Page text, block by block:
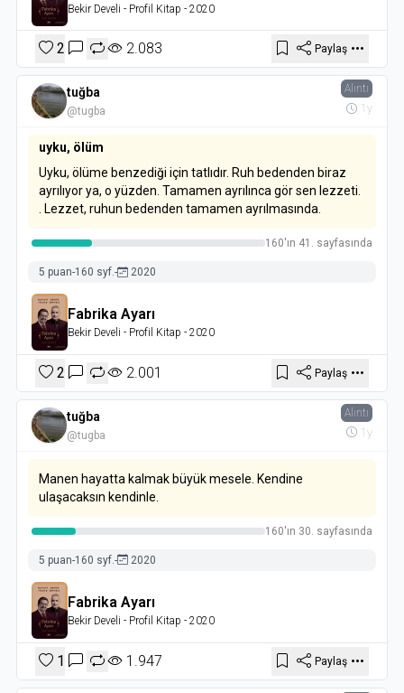
Bekir Develi - Profil Kitap - 2020
2 2.083 Paylaş
tuğba
@tugba
Alıntı
1y
uyku, ölüm
Uyku, ölüme benzediği için tatlıdır. Ruh bedenden biraz
ayrılıyor ya, o yüzden. Tamamen ayrılınca gör sen lezzeti.
. Lezzet, ruhun bedenden tamamen ayrılmasında.
160'ın 41. sayfasında
5 puan-160 syf.- 2020
Fabrika Ayarı
Bekir Develi - Profil Kitap - 2020
2 2.001 Paylaş
tuğba
@tugba
Alıntı
1y
Manen hayatta kalmak büyük mesele. Kendine
ulaşacaksın kendinle.
160'ın 30. sayfasında
5 puan-160 syf.- 2020
Fabrika Ayarı
Bekir Develi - Profil Kitap - 2020
1 1.947 Paylaş